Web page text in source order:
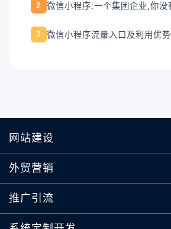
2
3 微信小程序流量入口及利用优势
网站建设
外贸营销
推广引流